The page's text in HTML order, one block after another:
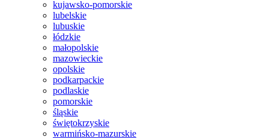
kujawsko-pomorskie
lubelskie
lubuskie
łódzkie
małopolskie
mazowieckie
opolskie
podkarpackie
podlaskie
pomorskie
śląskie
świętokrzyskie
warmińsko-mazurskie